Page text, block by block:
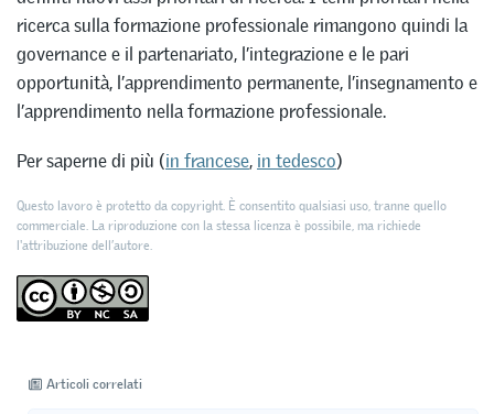
ricerca sulla formazione professionale rimangono quindi la
governance e il partenariato, l’integrazione e le pari
opportunità, l’apprendimento permanente, l’insegnamento e
l’apprendimento nella formazione professionale.
Per saperne di più (in francese, in tedesco)
Questo lavoro è protetto da copyright. È consentito qualsiasi uso, tranne quello
commerciale. La riproduzione con la stessa licenza è possibile, ma richiede
l'attribuzione dell’autore.
Articoli correlati